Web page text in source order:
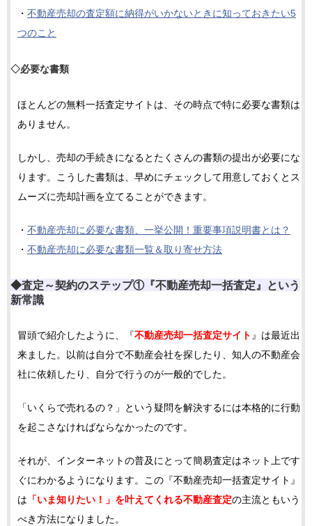
・ 不動産売却の査定額に納得がいかないときに知っておきたい5
つのこと
◇必要な書類
ほとんどの無料一括査定サイトは、その時点で特に必要な書類は
ありません。
しかし、売却の手続きになるとたくさんの書類の提出が必要にな
ります。こうした書類は、早めにチェックして用意しておくとス
ムーズに売却計画を立てることができます。
・ 不動産売却に必要な書類、一挙公開！重要事項説明書とは？
・ 不動産売却に必要な書類一覧＆取り寄せ方法
◆査定～契約のステップ①『不動産売却一括査定』という
新常識
冒頭で紹介したように、『不動産売却一括査定サイト 』は最近出
来ました。以前は自分で不動産会社を探したり、知人の不動産会
社に依頼したり、自分で行うのが一般的でした。
「いくらで売れるの？」という疑問を解決するには本格的に行動
を起こさなければならなかったのです。
それが、インターネットの普及にとって簡易査定はネット上です
ぐにわかるようになります。この『不動産売却一括査定サイト』
は 「いま知りたい！」を叶えてくれる不動産査定の主流ともいう
べき方法になりました。